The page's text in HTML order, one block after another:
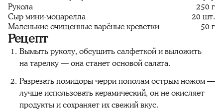
Рукола
250 г
Сыр мини-моцарелла
20 шт.
Маленькие очищенные варёные креветки
50 г
Рецепт
Вымыть руколу, обсушить салфеткой и выложить
на тарелку — она станет основой салата.
Разрезать помидоры черри пополам острым ножом —
лучше использовать керамический, он не окисляет
продукты и сохраняет их свежий вкус.